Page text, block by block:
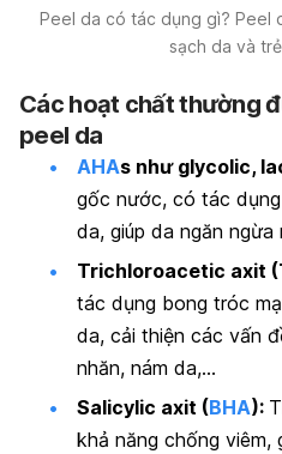
Peel da có tác dụng gì? Peel
sạch da và
Các hoạt chất thường
peel da
AHAs như glycolic,
gốc nước, có tác
da, giúp da ngăn
Trichloroacetic axit
tác dụng bong tróc
da, cải thiện các vấn
nhăn, nám da,…
Salicylic axit (BHA):
khả năng chống viêm,